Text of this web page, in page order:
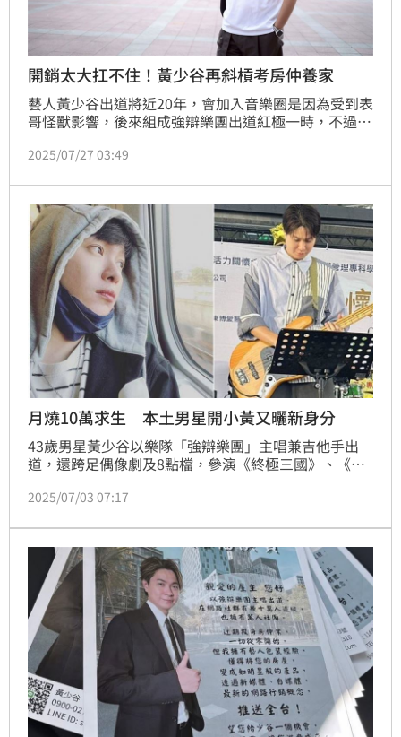
開銷太大扛不住！黃少谷再斜槓考房仲養家
藝人黃少谷出道將近20年，會加入音樂圈是因為受到表
哥怪獸影響，後來組成強辯樂團出道紅極一時，不過演
現職擔任計程車司機載客的他，今年又宣布斜槓新的房
槓人生」。趙浩雲
2025/07/27 03:49
月燒10萬求生 本土男星開小黃又曬新身分
43歲男星黃少谷以樂隊「強辯樂團」主唱兼吉他手出
道，還跨足偶像劇及8點檔，參演《終極三國》、《天
除了開計程車，更自曝斜槓當房仲，他最近也秀出印有
以給他一個機會大展身手，「請多多指教。」
2025/07/03 07:17